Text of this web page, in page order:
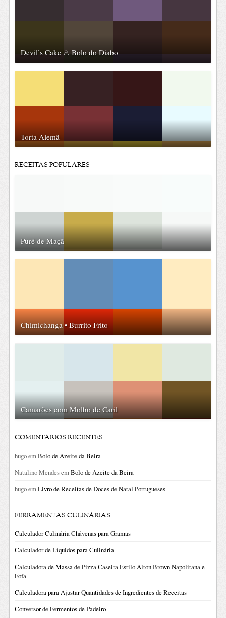
Devil’s Cake ♨ Bolo do Diabo
Torta Alemã
RECEITAS POPULARES
Puré de Maçã
Chimichanga • Burrito Frito
Camarões com Molho de Caril
COMENTÁRIOS RECENTES
hugoemBolo de Azeite da Beira
Natalino MendesemBolo de Azeite da Beira
hugoemLivro de Receitas de Doces de Natal Portugueses
FERRAMENTAS CULINÁRIAS
Calculador Culinária Chávenas para Gramas
Calculador de Líquidos para Culinária
Calculadora de Massa de Pizza Caseira Estilo Alton Brown Napolitana e
Fofa
Calculadora para Ajustar Quantidades de Ingredientes de Receitas
Conversor de Fermentos de Padeiro